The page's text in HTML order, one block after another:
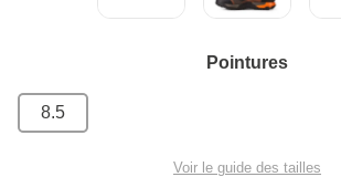
Pointures
8.5
Voir le guide des tailles